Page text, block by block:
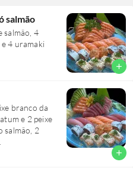
salmão
salmão, 4
4 uramaki
add
branco da
e 2 peixe
salmão, 2
add